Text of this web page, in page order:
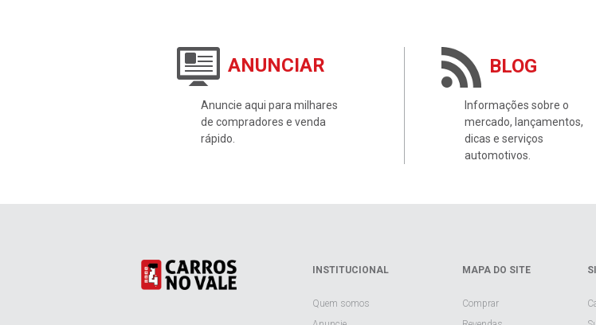
ANUNCIAR
Anuncie aqui para milhares
de compradores e venda
rápido.
BLOG
Informações sobre o
mercado, lançamentos,
dicas e serviços
automotivos.
INSTITUCIONAL
Quem somos
MAPA DO SITE
Comprar